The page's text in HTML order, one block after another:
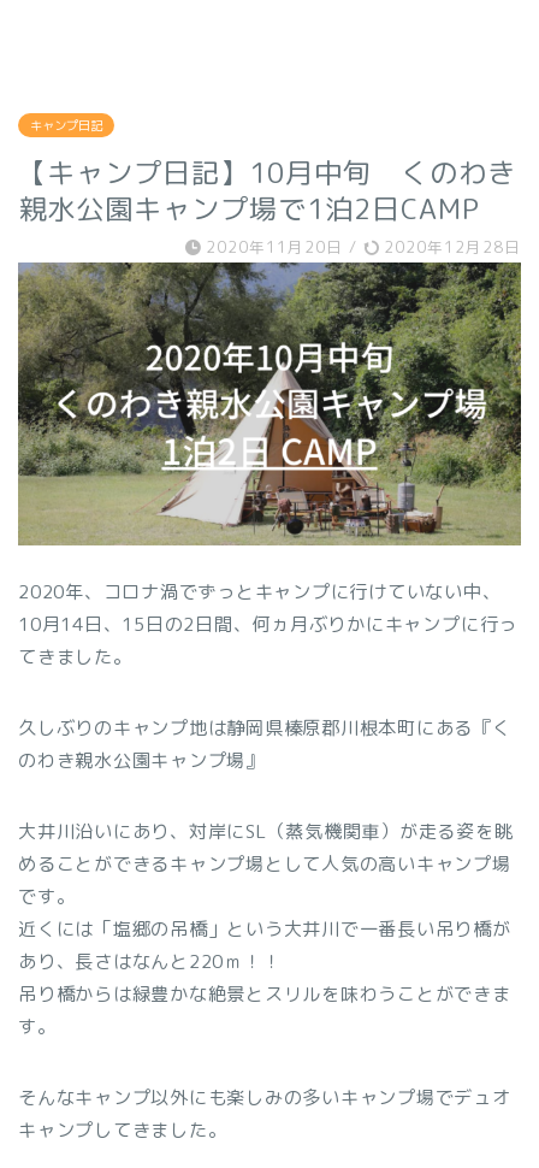
キャンプ日記
【キャンプ日記】10月中旬 くのわき
親水公園キャンプ場で1泊2日CAMP
2020年11月20日 / 2020年12月28日
2020年、コロナ渦でずっとキャンプに行けていない中、
10月14日、15日の2日間、何ヵ月ぶりかにキャンプに行っ
てきました。
久しぶりのキャンプ地は静岡県榛原郡川根本町にある『く
のわき親水公園キャンプ場』
大井川沿いにあり、対岸にSL（蒸気機関車）が走る姿を眺
めることができるキャンプ場として人気の高いキャンプ場
です。
近くには「塩郷の吊橋」という大井川で一番長い吊り橋が
あり、長さはなんと220ｍ！！
吊り橋からは緑豊かな絶景とスリルを味わうことができま
す。
そんなキャンプ以外にも楽しみの多いキャンプ場でデュオ
キャンプしてきました。